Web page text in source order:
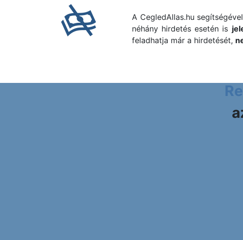
A CegledAllas.hu segítségével
néhány hirdetés esetén is
feladhatja már a hirdetését,